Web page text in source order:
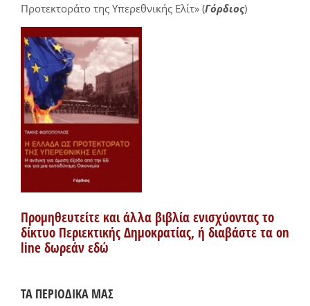
Προτεκτοράτο της Υπερεθνικής Ελίτ» (Γόρδιος)
Προμηθευτείτε και άλλα βιβλία ενισχύοντας το
δίκτυο Περιεκτικής Δημοκρατίας, ή διαβάστε τα on
line δωρεάν εδώ
ΤΑ ΠΕΡΙΟΔΙΚΑ ΜΑΣ